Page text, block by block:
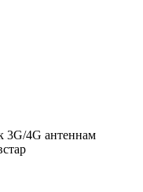
3G/4G антеннам